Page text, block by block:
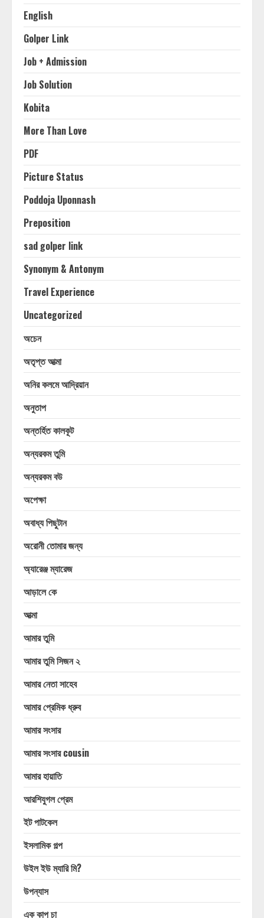
English
Golper Link
Job + Admission
Job Solution
Kobita
More Than Love
PDF
Picture Status
Poddoja Uponnash
Preposition
sad golper link
Synonym & Antonym
Travel Experience
Uncategorized
অচেন
অতৃপ্ত আত্মা
অনির কলমে আদ্রিয়ান
অনুতাপ
অন্তর্হিত কালকূট
অন্যরকম তুমি
অন্যরকম বউ
অপেক্ষা
অবাধ্য পিছুটান
অরোনী তোমার জন্য
অ্যারেঞ্জ ম্যারেজ
আড়ালে কে
আত্মা
আমার তুমি
আমার তুমি সিজন ২
আমার নেতা সাহেব
আমার প্রেমিক ধ্রুব
আমার সংসার
আমার সংসার cousin
আমার হায়াতি
আরশিযুগল প্রেম
ইট পাটকেল
ইসলামিক গল্প
উইল ইউ ম্যারি মি?
উপন্যাস
এক কাপ চা